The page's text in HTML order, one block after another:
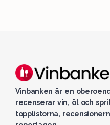
Vinbanken är en
recenserar vin, öl och
topplistorna,